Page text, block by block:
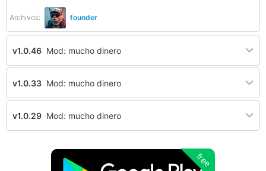
Archivos: founder
v1.0.46 Mod: mucho dinero
v1.0.33 Mod: mucho dinero
v1.0.29 Mod: mucho dinero
free